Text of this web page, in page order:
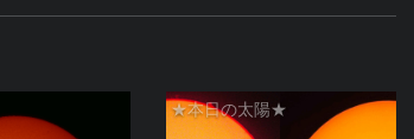
★本日の太陽★